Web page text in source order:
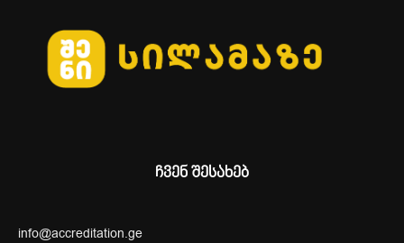
ჩვენ შესახებ
info@accreditation.ge